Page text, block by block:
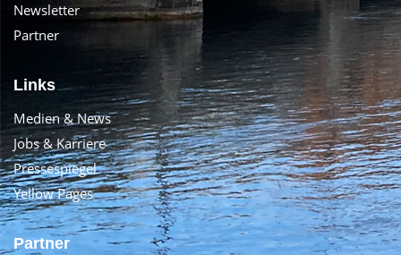
Newsletter
Partner
Links
Medien & News
Jobs & Karriere
Pressespiegel
Yellow Pages
Partner